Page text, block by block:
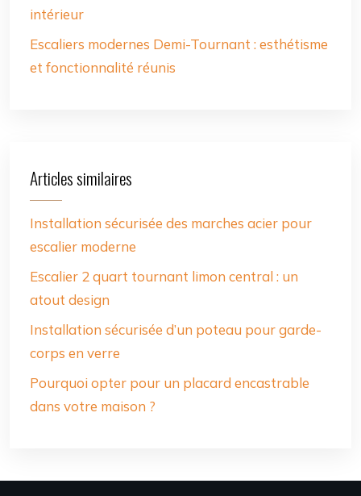
intérieur
Escaliers modernes Demi-Tournant : esthétisme
et fonctionnalité réunis
Articles similaires
Installation sécurisée des marches acier pour
escalier moderne
Escalier 2 quart tournant limon central : un
atout design
Installation sécurisée d’un poteau pour garde-
corps en verre
Pourquoi opter pour un placard encastrable
dans votre maison ?